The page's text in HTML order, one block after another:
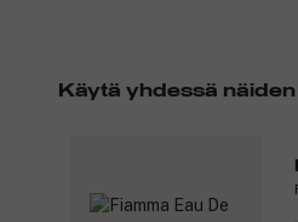
Käytä yhdessä